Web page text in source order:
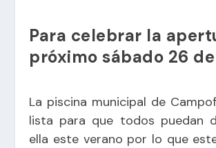
Para celebrar la
próximo sábado 26
La piscina municipal de
lista para que todos puedan
ella este verano por lo que